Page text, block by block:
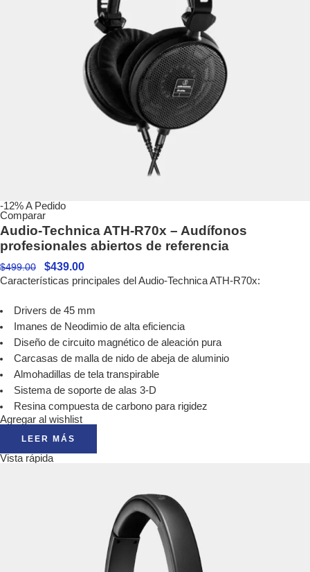
-12%A Pedido
Comparar
Audio-Technica ATH-R70x – Audífonos
profesionales abiertos de referencia
$499.00 $439.00
Características principales del Audio-Technica ATH-R70x:
Drivers de 45 mm
Imanes de Neodimio de alta eficiencia
Diseño de circuito magnético de aleación pura
Carcasas de malla de nido de abeja de aluminio
Almohadillas de tela transpirable
Sistema de soporte de alas 3-D
Resina compuesta de carbono para rigidez
Agregar al wishlist
LEER MÁS
Vista rápida